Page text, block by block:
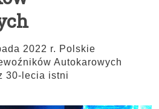
2022 r. Polskie
Autokarowych
30-lecia istni